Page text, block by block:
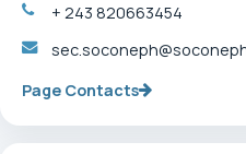
+ 243 820663454
Page Contacts